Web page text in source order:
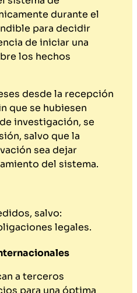
durante el
para decidir
de iniciar una
los hechos
desde la recepción
que se hubiesen
investigación, se
salvo que la
sea dejar
del sistema.
salvo:
legales.
a terceros
para una óptima